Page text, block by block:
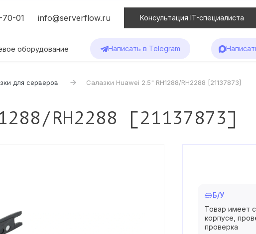
01 info@serverflow.ru Консультация IT-специалиста
оборудование Написать в Telegram
для серверов Салазки Huawei 2.5" RH1288/RH2288 [21137873]
RH2288 [21137873]
Б/У
Товар имеет
корпусе,
проверка